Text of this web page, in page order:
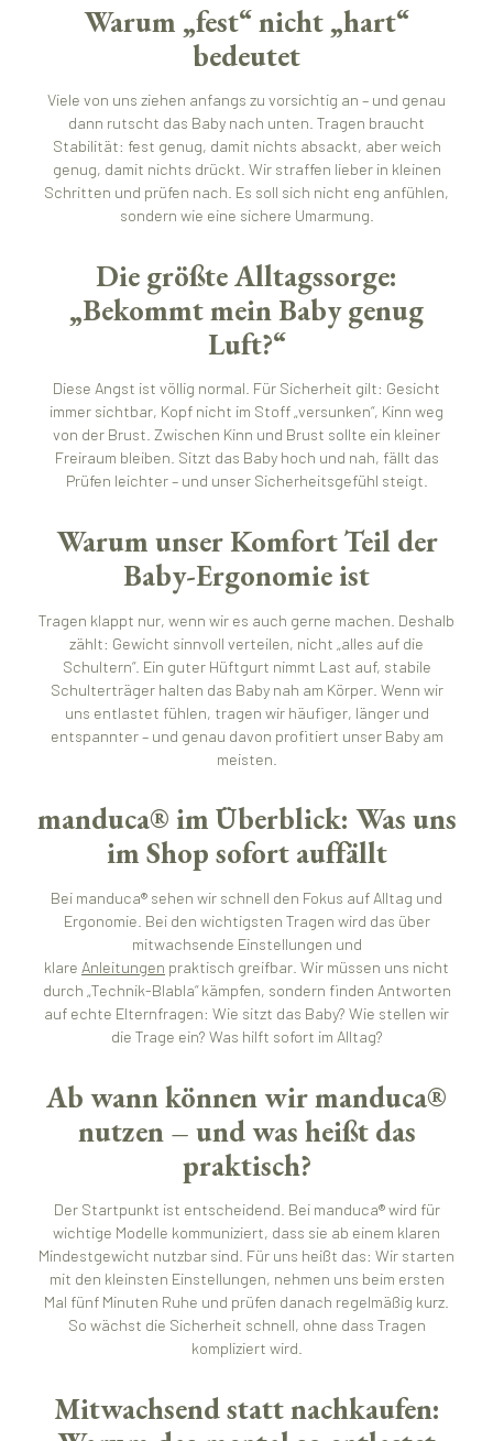
Warum „fest“ nicht „hart“
bedeutet
Viele von uns ziehen anfangs zu vorsichtig an – und genau
dann rutscht das Baby nach unten. Tragen braucht
Stabilität: fest genug, damit nichts absackt, aber weich
genug, damit nichts drückt. Wir straffen lieber in kleinen
Schritten und prüfen nach. Es soll sich nicht eng anfühlen,
sondern wie eine sichere Umarmung.
Die größte Alltagssorge:
„Bekommt mein Baby genug
Luft?“
Diese Angst ist völlig normal. Für Sicherheit gilt: Gesicht
immer sichtbar, Kopf nicht im Stoff „versunken“, Kinn weg
von der Brust. Zwischen Kinn und Brust sollte ein kleiner
Freiraum bleiben. Sitzt das Baby hoch und nah, fällt das
Prüfen leichter – und unser Sicherheitsgefühl steigt.
Warum unser Komfort Teil der
Baby-Ergonomie ist
Tragen klappt nur, wenn wir es auch gerne machen. Deshalb
zählt: Gewicht sinnvoll verteilen, nicht „alles auf die
Schultern“. Ein guter Hüftgurt nimmt Last auf, stabile
Schulterträger halten das Baby nah am Körper. Wenn wir
uns entlastet fühlen, tragen wir häufiger, länger und
entspannter – und genau davon profitiert unser Baby am
meisten.
manduca® im Überblick: Was uns
im Shop sofort auffällt
Bei manduca® sehen wir schnell den Fokus auf Alltag und
Ergonomie. Bei den wichtigsten Tragen wird das über
mitwachsende Einstellungen und
klare Anleitungen praktisch greifbar. Wir müssen uns nicht
durch „Technik-Blabla“ kämpfen, sondern finden Antworten
auf echte Elternfragen: Wie sitzt das Baby? Wie stellen wir
die Trage ein? Was hilft sofort im Alltag?
Ab wann können wir manduca®
nutzen – und was heißt das
praktisch?
Der Startpunkt ist entscheidend. Bei manduca® wird für
wichtige Modelle kommuniziert, dass sie ab einem klaren
Mindestgewicht nutzbar sind. Für uns heißt das: Wir starten
mit den kleinsten Einstellungen, nehmen uns beim ersten
Mal fünf Minuten Ruhe und prüfen danach regelmäßig kurz.
So wächst die Sicherheit schnell, ohne dass Tragen
kompliziert wird.
Mitwachsend statt nachkaufen: